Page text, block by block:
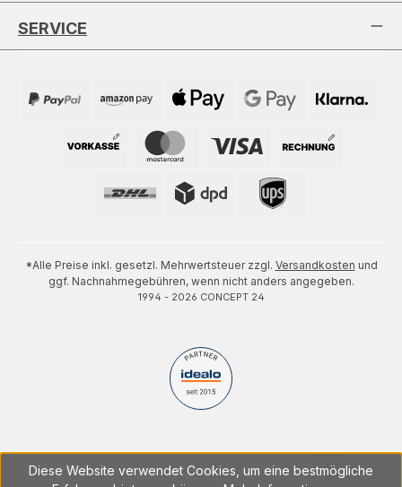
SERVICE
*Alle Preise inkl. gesetzl. Mehrwertsteuer zzgl. Versandkosten und
ggf. Nachnahmegebühren, wenn nicht anders angegeben.
1994 - 2026 CONCEPT 24
Diese Website verwendet Cookies, um eine bestmögliche